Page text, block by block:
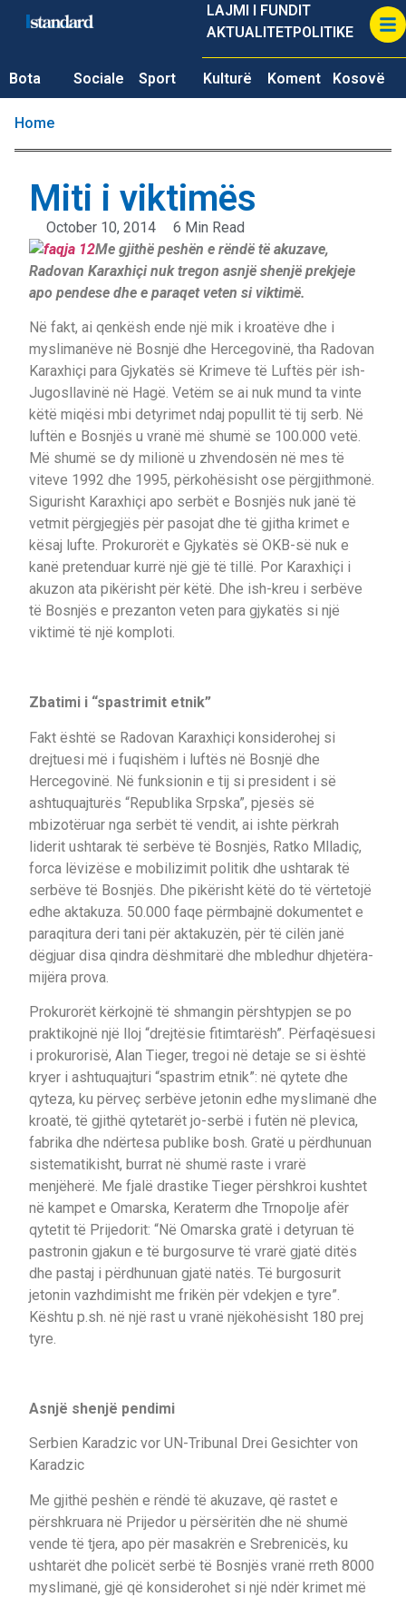
LAJMI I FUNDIT
AKTUALITETPOLITIKE
Bota Sociale Sport Kulturë Koment Kosovë
Home
Miti i viktimës
October 10, 2014
6 Min Read
Me gjithë peshën e rëndë të akuzave,
Radovan Karaxhiçi nuk tregon asnjë shenjë prekjeje
apo pendese dhe e paraqet veten si viktimë.
Në fakt, ai qenkësh ende një mik i kroatëve dhe i
myslimanëve në Bosnjë dhe Hercegovinë, tha Radovan
Karaxhiçi para Gjykatës së Krimeve të Luftës për ish-
Jugosllavinë në Hagë. Vetëm se ai nuk mund ta vinte
këtë miqësi mbi detyrimet ndaj popullit të tij serb. Në
luftën e Bosnjës u vranë më shumë se 100.000 vetë.
Më shumë se dy milionë u zhvendosën në mes të
viteve 1992 dhe 1995, përkohësisht ose përgjithmonë.
Sigurisht Karaxhiçi apo serbët e Bosnjës nuk janë të
vetmit përgjegjës për pasojat dhe të gjitha krimet e
kësaj lufte. Prokurorët e Gjykatës së OKB-së nuk e
kanë pretenduar kurrë një gjë të tillë. Por Karaxhiçi i
akuzon ata pikërisht për këtë. Dhe ish-kreu i serbëve
të Bosnjës e prezanton veten para gjykatës si një
viktimë të një komploti.
Zbatimi i “spastrimit etnik”
Fakt është se Radovan Karaxhiçi konsiderohej si
drejtuesi më i fuqishëm i luftës në Bosnjë dhe
Hercegovinë. Në funksionin e tij si president i së
ashtuquajturës “Republika Srpska”, pjesës së
mbizotëruar nga serbët të vendit, ai ishte përkrah
liderit ushtarak të serbëve të Bosnjës, Ratko Mlladiç,
forca lëvizëse e mobilizimit politik dhe ushtarak të
serbëve të Bosnjës. Dhe pikërisht këtë do të vërtetojë
edhe aktakuza. 50.000 faqe përmbajnë dokumentet e
paraqitura deri tani për aktakuzën, për të cilën janë
dëgjuar disa qindra dëshmitarë dhe mbledhur dhjetëra-
mijëra prova.
Prokurorët kërkojnë të shmangin përshtypjen se po
praktikojnë një lloj “drejtësie fitimtarësh”. Përfaqësuesi
i prokurorisë, Alan Tieger, tregoi në detaje se si është
kryer i ashtuquajturi “spastrim etnik”: në qytete dhe
qyteza, ku përveç serbëve jetonin edhe myslimanë dhe
kroatë, të gjithë qytetarët jo-serbë i futën në plevica,
fabrika dhe ndërtesa publike bosh. Gratë u përdhunuan
sistematikisht, burrat në shumë raste i vrarë
menjëherë. Me fjalë drastike Tieger përshkroi kushtet
në kampet e Omarska, Keraterm dhe Trnopolje afër
qytetit të Prijedorit: “Në Omarska gratë i detyruan të
pastronin gjakun e të burgosurve të vrarë gjatë ditës
dhe pastaj i përdhunuan gjatë natës. Të burgosurit
jetonin vazhdimisht me frikën për vdekjen e tyre”.
Kështu p.sh. në një rast u vranë njëkohësisht 180 prej
tyre.
Asnjë shenjë pendimi
Serbien Karadzic vor UN-Tribunal Drei Gesichter von
Karadzic
Me gjithë peshën e rëndë të akuzave, që rastet e
përshkruara në Prijedor u përsëritën dhe në shumë
vende të tjera, apo për masakrën e Srebrenicës, ku
ushtarët dhe policët serbë të Bosnjës vranë rreth 8000
myslimanë, gjë që konsiderohet si një ndër krimet më